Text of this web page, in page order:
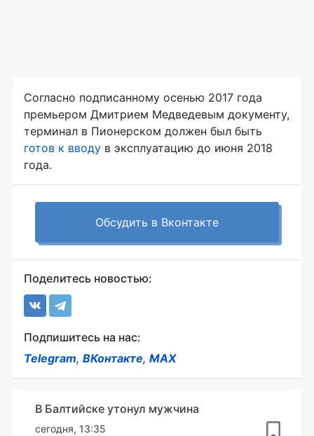
Согласно подписанному осенью 2017 года
премьером Дмитрием Медведевым документу,
терминал в Пионерском должен был быть
готов к вводу в эксплуатацию до июня 2018
года.
Обсудить в Вконтакте
Поделитесь новостью:
Подпишитесь на нас:
Telegram, ВКонтакте, MAX
В Балтийске утонул мужчина
сегодня, 13:35